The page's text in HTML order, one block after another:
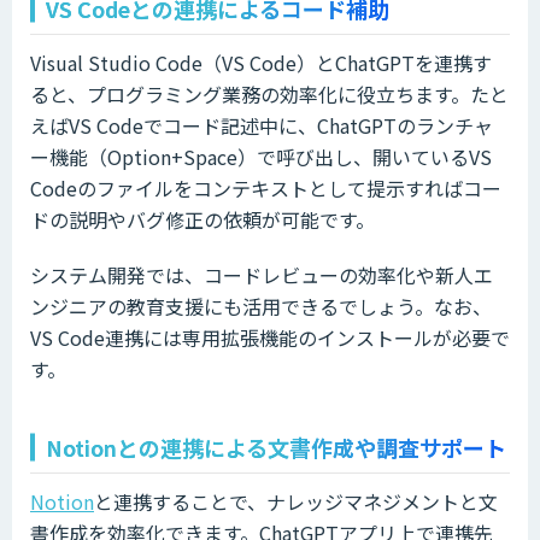
VS Codeとの連携によるコード補助
Visual Studio Code（VS Code）とChatGPTを連携す
ると、プログラミング業務の効率化に役立ちます。たと
えばVS Codeでコード記述中に、ChatGPTのランチャ
ー機能（Option+Space）で呼び出し、開いているVS
Codeのファイルをコンテキストとして提示すればコー
ドの説明やバグ修正の依頼が可能です。
システム開発では、コードレビューの効率化や新人エ
ンジニアの教育支援にも活用できるでしょう。なお、
VS Code連携には専用拡張機能のインストールが必要で
す。
Notionとの連携による文書作成や調査サポート
Notionと連携することで、ナレッジマネジメントと文
書作成を効率化できます。ChatGPTアプリ上で連携先